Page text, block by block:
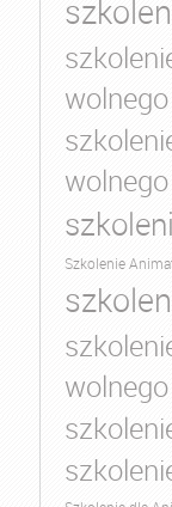
wolnego
Szkolenie
wolnego